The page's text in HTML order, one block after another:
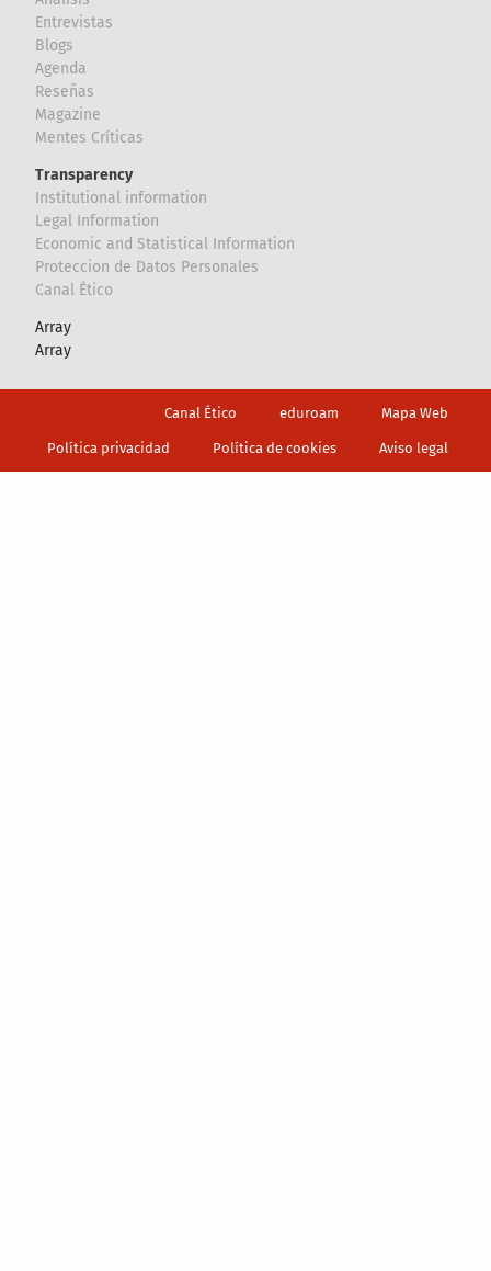
Entrevistas
Blogs
Agenda
Reseñas
Magazine
Mentes Críticas
Transparency
Institutional information
Legal Information
Economic and Statistical Information
Proteccion de Datos Personales
Canal Ético
Array
Array
Canal Ético eduroam Mapa Web
Política privacidad Política de cookies Aviso legal